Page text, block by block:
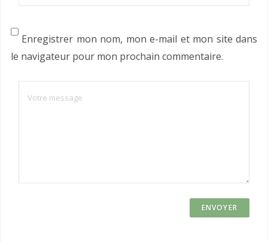
Enregistrer mon nom, mon e-mail et mon site dans
le navigateur pour mon prochain commentaire.